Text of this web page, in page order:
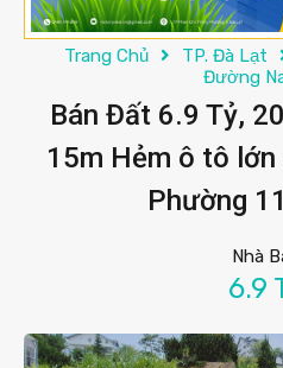
Trang Chủ TP. Đà Lạt
Đường
Bán Đất 6.9 Tỷ,
15m Hẻm ô tô
Phường
Nhà
6.9